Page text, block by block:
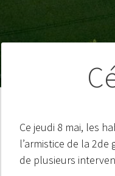
Ce jeudi 8 mai, les
l’armistice de la
de plusieurs
l’article